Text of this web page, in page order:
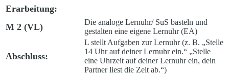
Erarbeitung:
M 2 (VL)
Die analoge Lernuhr/ SuS basteln und
gestalten eine eigene Lernuhr (EA)
Abschluss:
L stellt Aufgaben zur Lernuhr (z. B. „Stelle
14 Uhr auf deiner Lernuhr ein.“ „Stelle
eine Uhrzeit auf deiner Lernuhr ein, dein
Partner liest die Zeit ab.“)